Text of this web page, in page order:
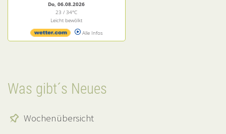
Do, 06.08.2026
23 / 34°C
Leicht bewölkt
Alle Infos
Was gibt´s Neues
Wochenübersicht